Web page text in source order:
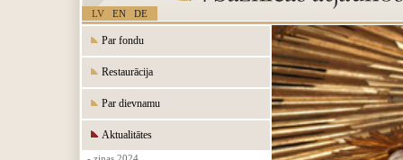
LV EN DE
Par fondu
Restaurācija
Par dievnamu
Aktualitātes